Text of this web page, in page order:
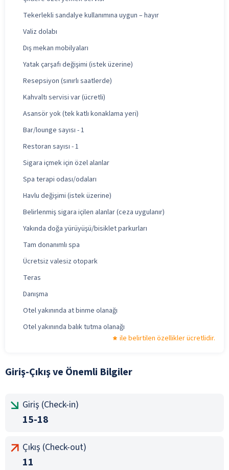
Tekerlekli sandalye kullanımına uygun – hayır
Valiz dolabı
Dış mekan mobilyaları
Yatak çarşafı değişimi (istek üzerine)
Resepsiyon (sınırlı saatlerde)
Kahvaltı servisi var (ücretli)
Asansör yok (tek katlı konaklama yeri)
Bar/lounge sayısı - 1
Restoran sayısı - 1
Sigara içmek için özel alanlar
Spa terapi odası/odaları
Havlu değişimi (istek üzerine)
Belirlenmiş sigara içilen alanlar (ceza uygulanır)
Yakında doğa yürüyüşü/bisiklet parkurları
Tam donanımlı spa
Ücretsiz valesiz otopark
Teras
Danışma
Otel yakınında at binme olanağı
Otel yakınında balık tutma olanağı
ile belirtilen özellikler ücretlidir.
Giriş-Çıkış ve Önemli Bilgiler
Giriş (Check-in)
15-18
Çıkış (Check-out)
11